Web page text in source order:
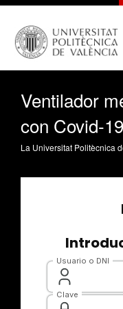
Ventilador
con Covid-19